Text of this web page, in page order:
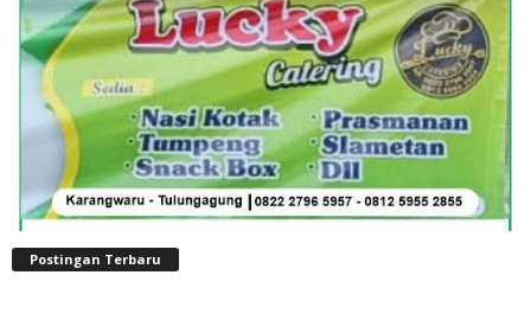
Postingan Terbaru